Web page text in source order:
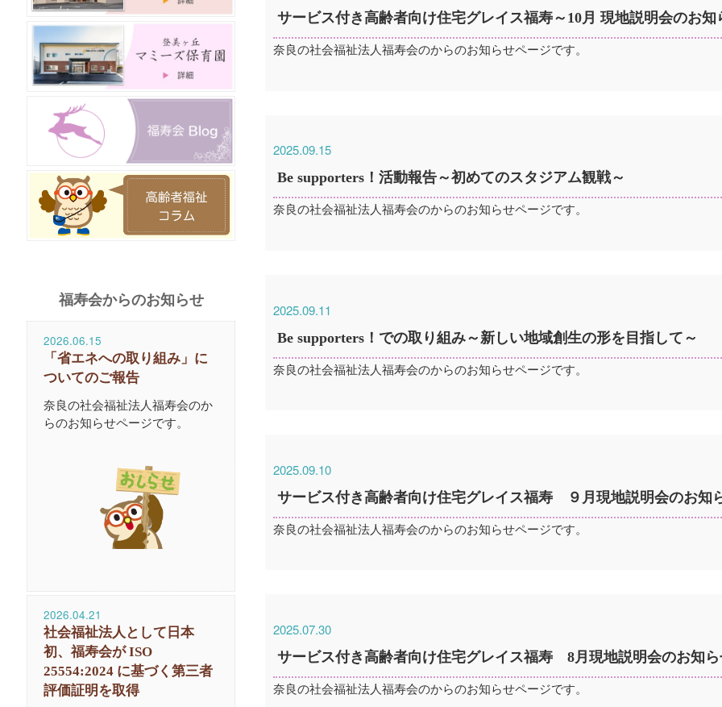
サービス付き高齢者向け住宅グレイス福寿～10月 現地説明会のお知
奈良の社会福祉法人福寿会のからのお知らせページです。
2025.09.15
Be supporters！活動報告～初めてのスタジアム観戦～
奈良の社会福祉法人福寿会のからのお知らせページです。
2025.09.11
Be supporters！での取り組み～新しい地域創生の形を目指して～
奈良の社会福祉法人福寿会のからのお知らせページです。
2025.09.10
サービス付き高齢者向け住宅グレイス福寿 ９月現地説明会のお知
奈良の社会福祉法人福寿会のからのお知らせページです。
2025.07.30
サービス付き高齢者向け住宅グレイス福寿 8月現地説明会のお知ら
奈良の社会福祉法人福寿会のからのお知らせページです。
福寿会からのお知らせ
2026.06.15
「省エネへの取り組み」に
ついてのご報告
奈良の社会福祉法人福寿会のか
らのお知らせページです。
2026.04.21
社会福祉法人として日本
初、福寿会が ISO
25554:2024 に基づく第三者
評価証明を取得